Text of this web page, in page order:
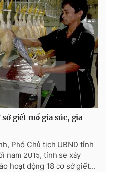
Infographic
Shorts video
VTV Thể thao
Bất động sản
Tấm lòng Việt
Vươn mình bằng AI
giết mổ gia súc, gia
Phó Chủ tịch UBND tỉnh
năm 2015, tỉnh sẽ xây
hoạt động 18 cơ sở giết...